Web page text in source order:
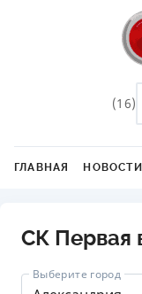
(16)
ГЛАВНАЯ НОВОСТИ
СК Первая
Выберите город